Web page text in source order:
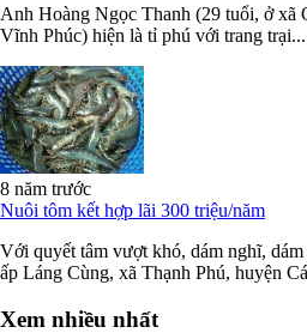
Anh Hoàng Ngọc Thanh (29 tuổi, ở xã
Vĩnh Phúc) hiện là tỉ phú với trang trại...
8 năm trước
Nuôi tôm kết hợp lãi 300 triệu/năm
Với quyết tâm vượt khó, dám nghĩ,
ấp Láng Cùng, xã Thạnh Phú, huyện
Xem nhiều nhất